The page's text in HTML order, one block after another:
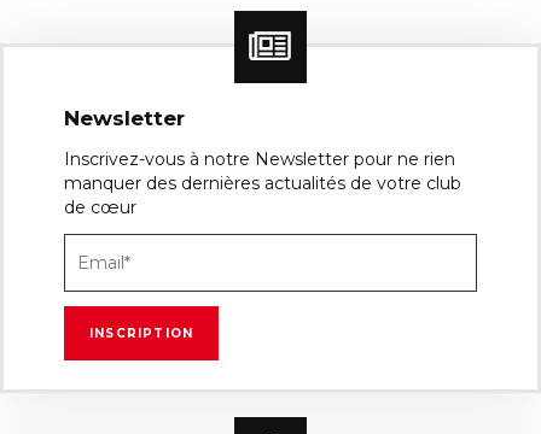
Newsletter
Inscrivez-vous à notre Newsletter pour ne rien
manquer des dernières actualités de votre club
de cœur